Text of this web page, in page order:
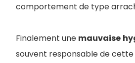
comportement de type
Finalement une mauvaise
souvent responsable de